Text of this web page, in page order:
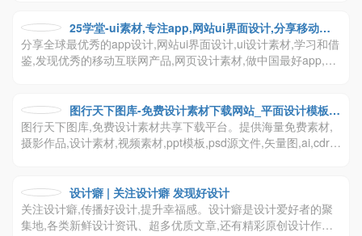
理论、设计工具和设计欣赏等资讯内容。
25学堂-ui素材,专注app,网站ui界面设计,分享移动互
联网优秀产品,ui设计素材下载,网页模板下载,ui/ux设
计
分享全球最优秀的app设计,网站ui界面设计,ui设计素材,学习和借
鉴,发现优秀的移动互联网产品,网页设计素材,做中国最好app,网
图行天下图库-免费设计素材下载网站_平面设计模板素
材中国共享平台
图行天下图库,免费设计素材共享下载平台。提供海量免费素材,
摄影作品,设计素材,视频素材,ppt模板,psd源文件,矢量图,ai,cdr,e
设计癖 | 关注设计癖 发现好设计
关注设计癖,传播好设计,提升幸福感。设计癖是设计爱好者的聚
集地,各类新鲜设计资讯、超多优质文章,还有精彩原创设计作